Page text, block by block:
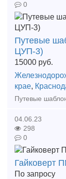
0
Путевые
ЦУП-3)
15000 руб.
крае,
04.06.23
298
0
Гайковерт
По запросу